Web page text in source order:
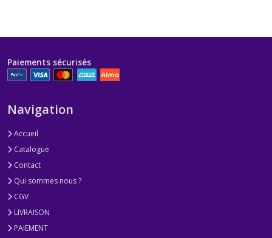
Paiements sécurisés
Navigation
Accueil
Catalogue
Contact
Qui sommes nous ?
CGV
LIVRAISON
PAIEMENT